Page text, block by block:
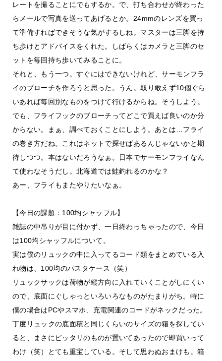
レートを撮ることにでもするか。で、打ち合わせが終わった
らメールで写真を送ってあげるとか。24mmのレンズを買っ
て準備すればできそうな気がするしね。マスターは三脚を持
ち歩けとアドバイスをくれた。しばらくはカメラと三脚のセ
ットを毎回持ち歩いてみることに。
それと、もう一つ。すぐにはできないけれど、サーモンフラ
イのブローチを作ろうと思った。うん。取り敢えず10個ぐら
いあれば毎回別なものをつけて行けるからね。そうしよう。
でも、フライフックのブローチってどこで買えば良いのか分
からない。まぁ、調べておくことにしよう。あとは…フライ
の巻き方だね。これはネットで探せばあるんじゃないかと期
待しつつ。本はないだろうなぁ。日本でサーモンフライなん
て使わなそうだし。北海道では鮭釣れるのかな？
あー、フライもまたやりたいなぁ。
【今日の課題：100均シャッフル】
雑誌の中吊りが目に付かず、一日終わっちゃったので、今日
は100均シャッフルについて。
実は僕のリュックの中に入ってるコード類をまとめている入
れ物は、100均のパスタケース（笑）
リュックサックは荷物が縦方向に入れていくことがしにくい
ので、底面にぐしゃっといろいろなものがたまりがち。特に
僕の場合はPCやスマホ、充電関連のコードがネックだった。
丁度リュックの底面積と同じくらいのサイズの箱を探してい
ると、まさにピッタリのものが置いてあったので即買いって
わけ（笑）とても重宝している。そして思わぬおまけも。箱